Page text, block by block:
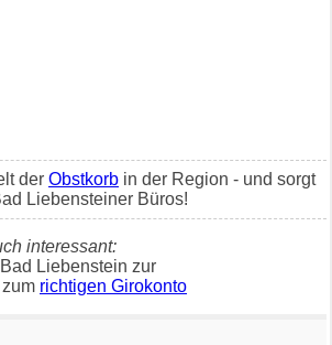
der Obstkorb in der Region - und sorgt
Liebensteiner Büros!
interessant:
Liebenstein zur
richtigen Girokonto